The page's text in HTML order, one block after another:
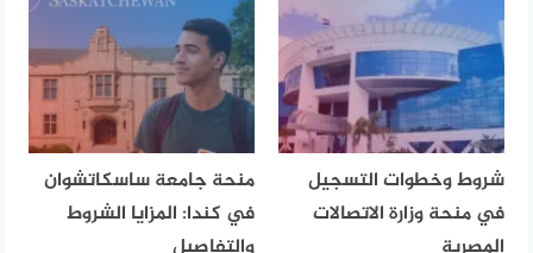
شروط وخطوات التسجيل
في منحة وزارة الاتصالات
منحة جامعة ساسكاتشوان
في كندا: المزايا الشروط